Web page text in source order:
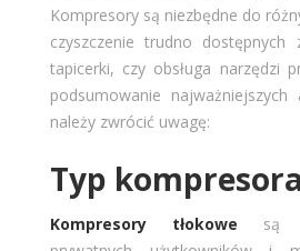
Kompresory są niezbędne do
czyszczenie trudno dostępnych
tapicerki, czy obsługa narzędzi
podsumowanie
należy zwrócić uwagę:
Typ kompresora
Kompresory tłokowe są